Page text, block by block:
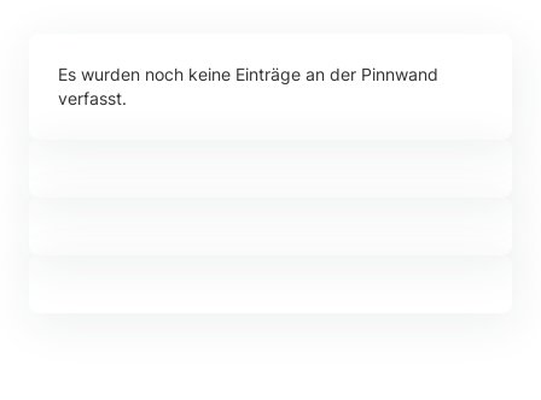
Es wurden noch keine Einträge an der Pinnwand
verfasst.